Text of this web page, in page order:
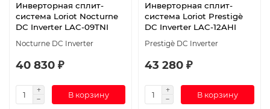
Инверторная сплит-
система Loriot Nocturne
DC Inverter LAC-09TNI
Nocturne DC Inverter
40 830 ₽
В корзину
Инверторная сплит-
система Loriot Prestigè
DC Inverter LAC-12AHI
Prestigè DC Inverter
43 280 ₽
В корзину